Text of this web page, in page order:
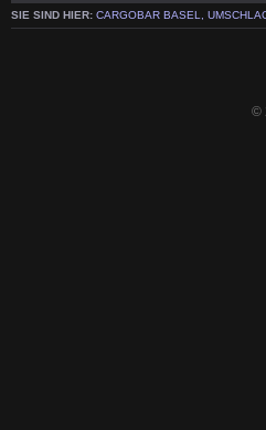
SIE SIND HIER: CARGOBAR BASEL,
©